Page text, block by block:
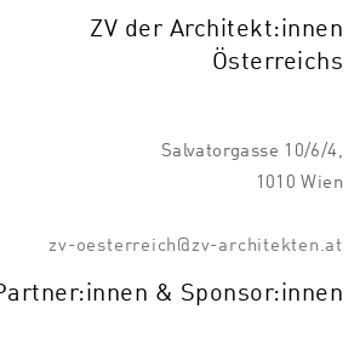
ZV der Architekt:innen
Österreichs
Salvatorgasse 10/6/4,
1010 Wien
zv-oesterreich@zv-architekten.at
& Sponsor:innen